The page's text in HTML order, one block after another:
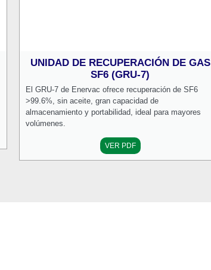
UNIDAD DE RECUPERACIÓN DE GAS
SF6 (GRU-7)
El GRU-7 de Enervac ofrece recuperación de SF6
>99.6%, sin aceite, gran capacidad de
almacenamiento y portabilidad, ideal para mayores
volúmenes.
VER PDF